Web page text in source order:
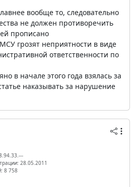
вообще то, следовательно
не должен противоречить
прописано
грозят неприятности в виде
ответственности по
в начале этого года взялась за
наказывать за нарушение
28.05.2011
8 758